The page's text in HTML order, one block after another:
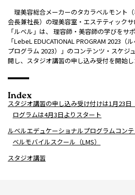
理美容総合メーカーのタカラベルモント
会長兼社長）の理美容室・エステティック
「ルベル」は、 理容師・美容師の学びをサ
「LebeL EDUCATIONAL PROGRAM 2023（
プログラム 2023）」のコンテンツ・スケジ
開し、スタジオ講習の申し込み受付を開始し
Index
スタジオ講習の申し込み受け付けは1月23日
ログラムは4月3日よりスタート
ルベルエデュケーショナルプログラムコン
ベルモバイルスクール（LMS）
スタジオ講習